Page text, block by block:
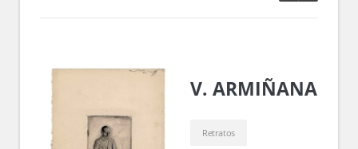
V. ARMIÑANA
Retratos